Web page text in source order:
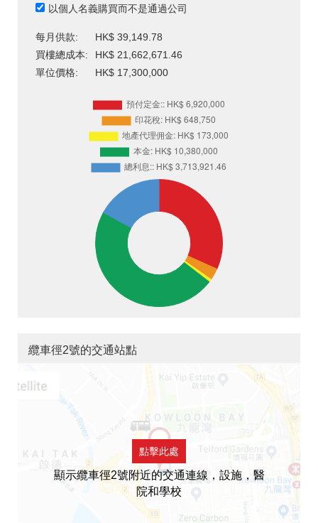
以個人名義購買而不是通過公司
每月供款:
HK$ 39,149.78
買樓總成本:
HK$ 21,662,671.46
單位價格:
HK$ 17,300,000
纜車徑2號的交通站點
點擊此處
顯示纜車徑2號附近的交通連線，設施，醫
院和學校